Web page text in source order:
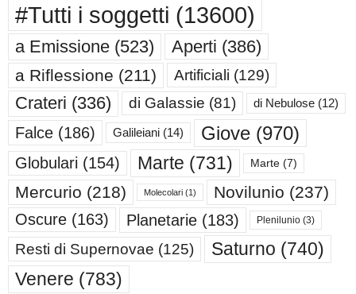
#Tutti i soggetti (13600)
a Emissione (523) Aperti (386)
a Riflessione (211) Artificiali (129)
Crateri (336) di Galassie (81) di Nebulose (12)
Falce (186) Galileiani (14) Giove (970)
Globulari (154) Marte (731) Marte (7)
Mercurio (218) Molecolari (1) Novilunio (237)
Oscure (163) Planetarie (183) Plenilunio (3)
Resti di Supernovae (125) Saturno (740)
Venere (783)